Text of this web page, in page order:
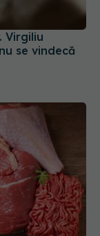
se vindecă